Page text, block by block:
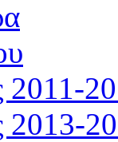
2011-
2013-